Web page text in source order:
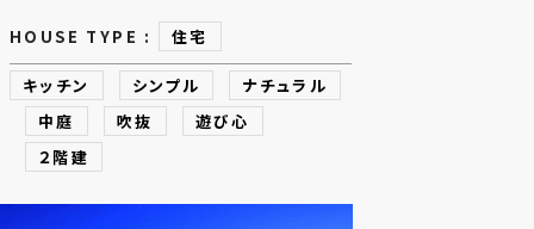
HOUSE TYPE : 住宅
キッチン シンプル
ナチュラル
中庭
吹抜
遊び心
２階建